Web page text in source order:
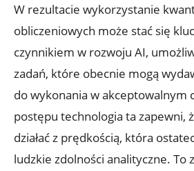
W rezultacie wykorzystanie
obliczeniowych może stać się
czynnikiem w rozwoju AI,
zadań, które obecnie mogą
do wykonania w akceptowalnym
postępu technologia ta zapewni,
działać z prędkością, która
ludzkie zdolności analityczne. To